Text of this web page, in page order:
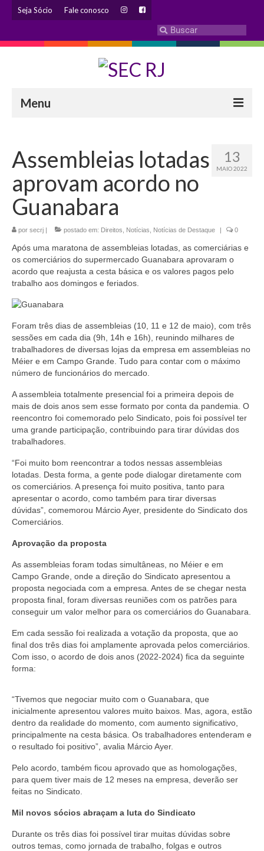
Seja Sócio Fale conosco
Menu
Eleição 2024 – Comissão Eleitoral
Histórico
Diretoria
Estatuto
Atendimentos
Coletivo Margaridas
Coletivo de Igualdade Racial
DENÚNCIAS
SERVIÇOS
Acordos e convenções
Cadastro de empresa
Homologações
Declarações
Saúde
Aplicativo Comerciários RJ
Acordo de Feriado para Empresas
CIPA
BENEFÍCIOS
Colônia de férias
Dependentes
Benefício Social Familiar
FIQUE POR DENTRO
Notícias
Vídeos
Publicações
13
MAIO 2022
Assembleias lotadas
aprovam acordo no
Guanabara
por secrj | postado em: Direitos Notícias Notícias de Destaque | 0
Após uma maratona de assembleias lotadas, as comerciárias e
os comerciários do supermercado Guanabara aprovaram o
acordo que reajusta a cesta básica e os valores pagos pelo
trabalho aos domingos e feriados.
Foram três dias de assembleias (10, 11 e 12 de maio), com três
sessões em cada dia (9h, 14h e 16h), reunindo milhares de
trabalhadores de diversas lojas da empresa em assembleias no
Méier e em Campo Grande. Tudo para contar com o máximo
número de funcionários do mercado.
A assembleia totalmente presencial foi a primeira depois de
mais de dois anos sem esse formato por conta da pandemia. O
reencontro foi comemorado pelo Sindicato, pois foi possível ter
uma grande participação, contribuindo para tirar dúvidas dos
trabalhadores.
“Foi muito bom reencontrar a todos nessas assembleias
lotadas. Desta forma, a gente pode dialogar diretamente com
os comerciários. A presença foi muito positiva, tanto para
apresentar o acordo, como também para tirar diversas
dúvidas”, comemorou Márcio Ayer, presidente do Sindicato dos
Comerciários.
Aprovação da proposta
As assembleias foram todas simultâneas, no Méier e em
Campo Grande, onde a direção do Sindicato apresentou a
proposta negociada com a empresa. Antes de se chegar nesta
proposta final, foram diversas reuniões com os patrões para
conseguir um valor melhor para os comerciários do Guanabara.
Em cada sessão foi realizada a votação da proposta, que ao
final dos três dias foi amplamente aprovada pelos comerciários.
Com isso, o acordo de dois anos (2022-2024) fica da seguinte
forma:
“Tivemos que negociar muito com o Guanabara, que
inicialmente apresentou valores muito baixos. Mas, agora, estão
dentro da realidade do momento, com aumento significativo,
principalmente na cesta básica. Os trabalhadores entenderam e
o resultado foi positivo”, avalia Márcio Ayer.
Pelo acordo, também ficou aprovado que as homologações,
para quem tiver mais de 12 meses na empresa, deverão ser
feitas no Sindicato.
Mil novos sócios abraçam a luta do Sindicato
Durante os três dias foi possível tirar muitas dúvidas sobre
outros temas, como jornada de trabalho, folgas e outros